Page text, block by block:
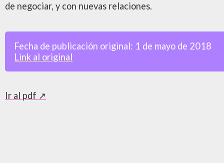
de negociar, y con nuevas relaciones.
Fecha de publicación original: 1 de mayo de 2018
Link al original
Ir al pdf ↗️